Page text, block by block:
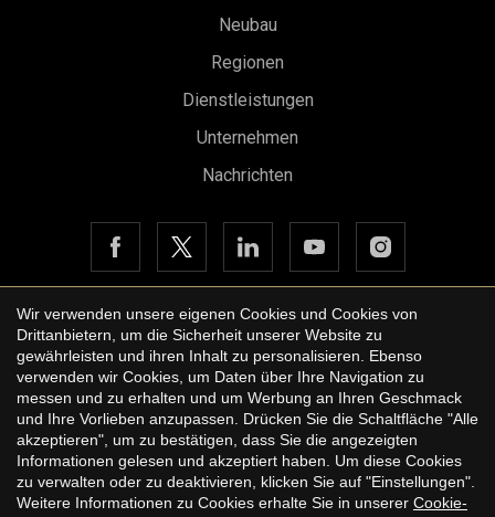
Neubau
Regionen
Dienstleistungen
Unternehmen
Nachrichten
Copyright © 2026 Urbane International Real Estate
Rechtshinweis der Website
Datenschutzbestimmungen
Cookie-Richtlinie
byiEstrategic
Wir verwenden unsere eigenen Cookies und Cookies von
Drittanbietern, um die Sicherheit unserer Website zu
gewährleisten und ihren Inhalt zu personalisieren. Ebenso
verwenden wir Cookies, um Daten über Ihre Navigation zu
messen und zu erhalten und um Werbung an Ihren Geschmack
und Ihre Vorlieben anzupassen. Drücken Sie die Schaltfläche "Alle
akzeptieren", um zu bestätigen, dass Sie die angezeigten
Informationen gelesen und akzeptiert haben. Um diese Cookies
zu verwalten oder zu deaktivieren, klicken Sie auf "Einstellungen".
Weitere Informationen zu Cookies erhalte Sie in unserer Cookie-
Konfiguration speichern